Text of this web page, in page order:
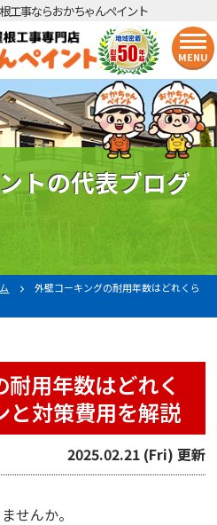
工事ならおかちゃんペイント
MENU
トの代表ブログ
外壁コーキングの耐用年数はどれくら
用年数はどれく
と対策費用を解説
2025.02.21 (Fri) 更新
せんか。